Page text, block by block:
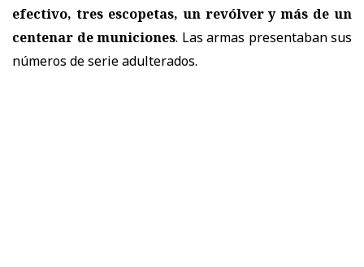
efectivo, tres escopetas, un revólver y más de un
centenar de municiones. Las armas presentaban sus
números de serie adulterados.